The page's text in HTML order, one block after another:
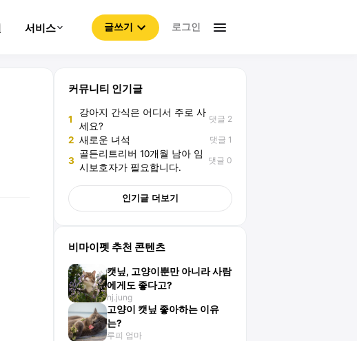
서비스 글쓰기 로그인
커뮤니티 인기글
1
강아지 간식은 어디서 주로 사
세요?
댓글 2
2 새로운 녀석 댓글 1
3
골든리트리버 10개월 남아 임
시보호자가 필요합니다.
댓글 0
인기글 더보기
비마이펫 추천 콘텐츠
캣닢, 고양이뿐만 아니라 사람
에게도 좋다고?
hj.jung
고양이 캣닢 좋아하는 이유
는?
루피 엄마